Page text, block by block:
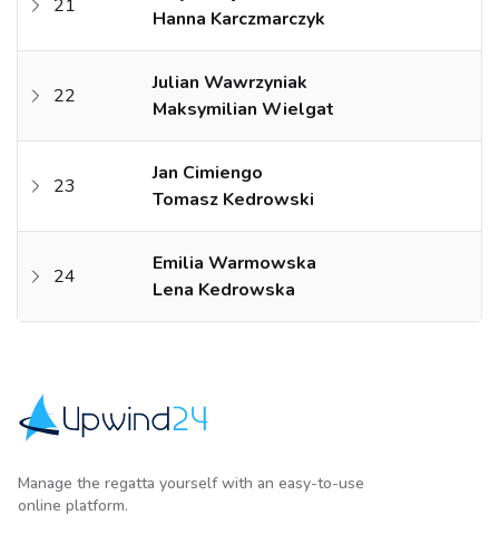
21
Hanna Karczmarczyk
22
Julian Wawrzyniak
Maksymilian Wielgat
23
Jan Cimiengo
Tomasz Kedrowski
24
Emilia Warmowska
Lena Kedrowska
Manage the regatta yourself with an easy-to-use
online platform.